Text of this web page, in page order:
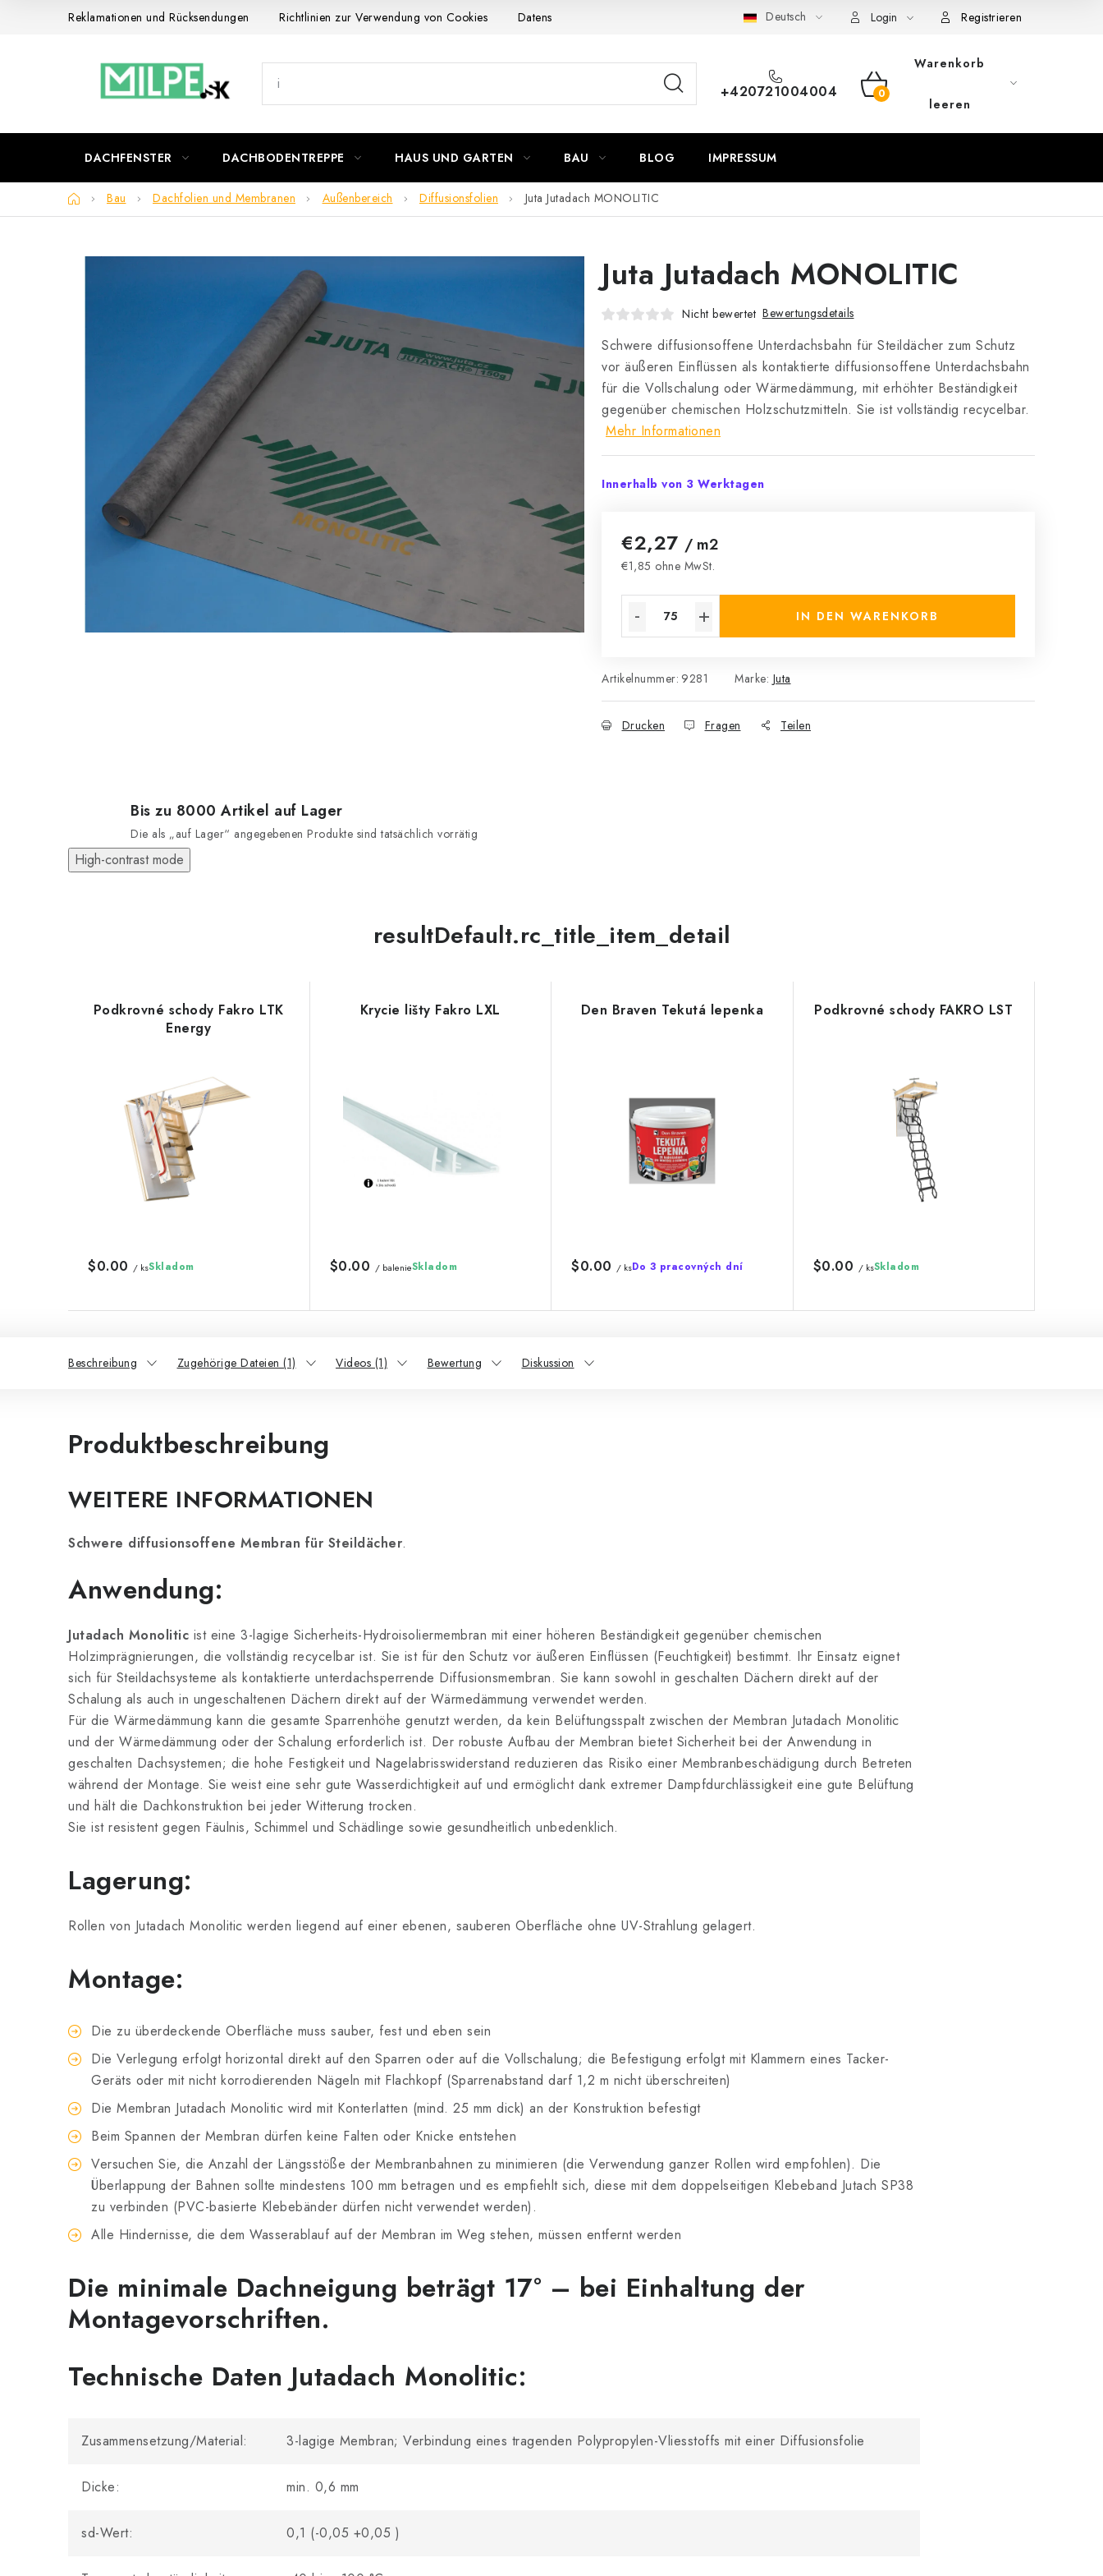
Reklamationen und Rücksendungen Richtlinien zur Verwendung von Cookies Datenschutzerklärung Allgemeinen Geschäftsbedingungen Sitemap von Milpe.sk
Deutsch Login Registrieren
+420721004004 WARENKORB
Warenkorb
leeren
DACHFENSTER DACHBODENTREPPE HAUS UND GARTEN BAU BLOG IMPRESSUM
Startseite
Bau Dachfolien und Membranen Außenbereich Diffusionsfolien Juta Jutadach MONOLITIC
Juta Jutadach MONOLITIC
Nicht bewertet Bewertungsdetails
Schwere diffusionsoffene Unterdachsbahn für Steildächer zum Schutz
vor äußeren Einflüssen als kontaktierte diffusionsoffene Unterdachsbahn
für die Vollschalung oder Wärmedämmung, mit erhöhter Beständigkeit
gegenüber chemischen Holzschutzmitteln. Sie ist vollständig recycelbar.
Mehr Informationen
Innerhalb von 3 Werktagen
€2,27 / m2
€1,85 ohne MwSt.
IN DEN WARENKORB
Artikelnummer: 9281 Marke: Juta
Drucken Fragen Teilen
Bis zu 8000 Artikel auf Lager
Die als „auf Lager“ angegebenen Produkte sind tatsächlich vorrätig
High-contrast mode
resultDefault.rc_title_item_detail
Podkrovné schody Fakro LTK
Energy
$0.00 / ksSkladom
Krycie lišty Fakro LXL
$0.00 / balenieSkladom
Den Braven Tekutá lepenka
$0.00 / ksDo 3 pracovných dní
Podkrovné schody FAKRO LST
$0.00 / ksSkladom
Beschreibung Zugehörige Dateien (1) Videos (1) Bewertung Diskussion
Produktbeschreibung
WEITERE INFORMATIONEN
Schwere diffusionsoffene Membran für Steildächer.
Anwendung:
Jutadach Monolitic ist eine 3-lagige Sicherheits-Hydroisoliermembran mit einer höheren Beständigkeit gegenüber chemischen
Holzimprägnierungen, die vollständig recycelbar ist. Sie ist für den Schutz vor äußeren Einflüssen (Feuchtigkeit) bestimmt. Ihr Einsatz eignet
sich für Steildachsysteme als kontaktierte unterdachsperrende Diffusionsmembran. Sie kann sowohl in geschalten Dächern direkt auf der
Schalung als auch in ungeschaltenen Dächern direkt auf der Wärmedämmung verwendet werden.
Für die Wärmedämmung kann die gesamte Sparrenhöhe genutzt werden, da kein Belüftungsspalt zwischen der Membran Jutadach Monolitic
und der Wärmedämmung oder der Schalung erforderlich ist. Der robuste Aufbau der Membran bietet Sicherheit bei der Anwendung in
geschalten Dachsystemen; die hohe Festigkeit und Nagelabrisswiderstand reduzieren das Risiko einer Membranbeschädigung durch Betreten
während der Montage. Sie weist eine sehr gute Wasserdichtigkeit auf und ermöglicht dank extremer Dampfdurchlässigkeit eine gute Belüftung
und hält die Dachkonstruktion bei jeder Witterung trocken.
Sie ist resistent gegen Fäulnis, Schimmel und Schädlinge sowie gesundheitlich unbedenklich.
Lagerung:
Rollen von Jutadach Monolitic werden liegend auf einer ebenen, sauberen Oberfläche ohne UV-Strahlung gelagert.
Montage:
Die zu überdeckende Oberfläche muss sauber, fest und eben sein
Die Verlegung erfolgt horizontal direkt auf den Sparren oder auf die Vollschalung; die Befestigung erfolgt mit Klammern eines Tacker-
Geräts oder mit nicht korrodierenden Nägeln mit Flachkopf (Sparrenabstand darf 1,2 m nicht überschreiten)
Die Membran Jutadach Monolitic wird mit Konterlatten (mind. 25 mm dick) an der Konstruktion befestigt
Beim Spannen der Membran dürfen keine Falten oder Knicke entstehen
Versuchen Sie, die Anzahl der Längsstöße der Membranbahnen zu minimieren (die Verwendung ganzer Rollen wird empfohlen). Die
Überlappung der Bahnen sollte mindestens 100 mm betragen und es empfiehlt sich, diese mit dem doppelseitigen Klebeband Jutach SP38
zu verbinden (PVC-basierte Klebebänder dürfen nicht verwendet werden).
Alle Hindernisse, die dem Wasserablauf auf der Membran im Weg stehen, müssen entfernt werden
Die minimale Dachneigung beträgt 17° – bei Einhaltung der
Montagevorschriften.
Technische Daten Jutadach Monolitic:
Zusammensetzung/Material: 3-lagige Membran; Verbindung eines tragenden Polypropylen-Vliesstoffs mit einer Diffusionsfolie
Dicke: min. 0,6 mm
sd-Wert: 0,1 (-0,05 +0,05 )